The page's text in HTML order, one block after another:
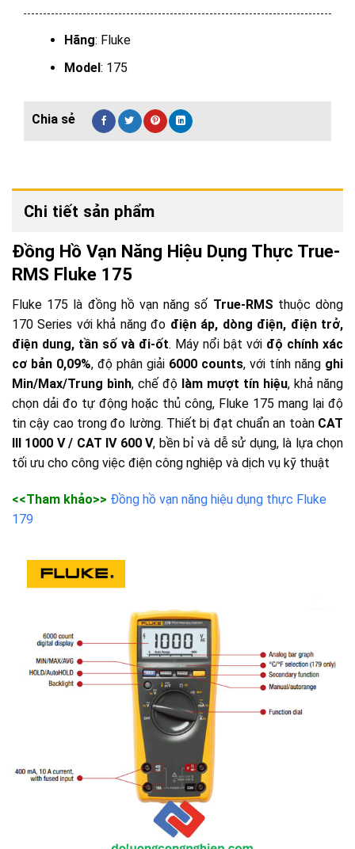
Hãng: Fluke
Model: 175
Chi tiết sản phẩm
Đồng Hồ Vạn Năng Hiệu Dụng Thực True-
RMS Fluke 175
Fluke 175 là đồng hồ vạn năng số True-RMS thuộc dòng
170 Series với khả năng đo điện áp, dòng điện, điện trở,
điện dung, tần số và đi-ốt. Máy nổi bật với độ chính xác
cơ bản 0,09%, độ phân giải 6000 counts, với tính năng ghi
Min/Max/Trung bình, chế độ làm mượt tín hiệu, khả năng
chọn dải đo tự động hoặc thủ công, Fluke 175 mang lại độ
tin cậy cao trong đo lường. Thiết bị đạt chuẩn an toàn CAT
III 1000 V / CAT IV 600 V, bền bỉ và dễ sử dụng, là lựa chọn
tối ưu cho công việc điện công nghiệp và dịch vụ kỹ thuật
<<Tham khảo>> Đồng hồ vạn năng hiệu dụng thực Fluke
179